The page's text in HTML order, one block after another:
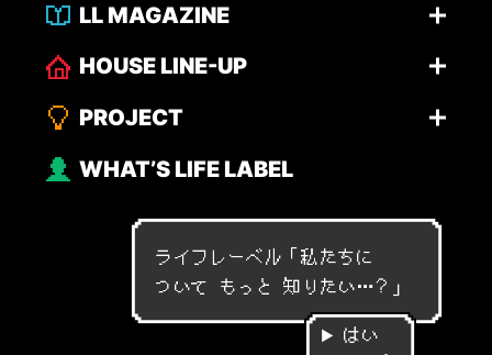
LL MAGAZINE
HOUSE LINE-UP
PROJECT
WHAT’S LIFE LABEL
ライフレーベル「私 たちに
つ いて も っ と 知 り た い…？ 」
はい